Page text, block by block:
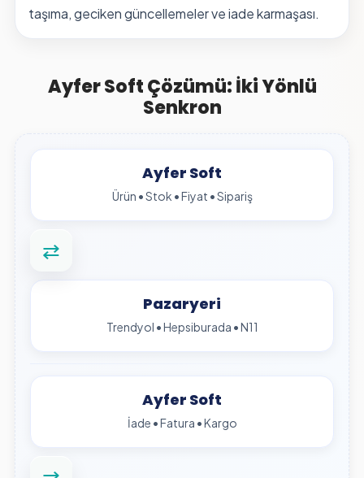
taşıma, geciken güncellemeler ve iade karmaşası.
Ayfer Soft Çözümü: İki Yönlü
Senkron
Ayfer Soft
Ürün • Stok • Fiyat • Sipariş
⇄
Pazaryeri
Trendyol • Hepsiburada • N11
Ayfer Soft
İade • Fatura • Kargo